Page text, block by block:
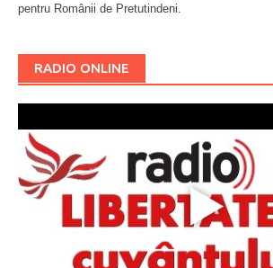
pentru Românii de Pretutindeni.
RADIO ONLINE